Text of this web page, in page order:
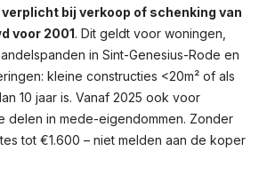
verplicht bij verkoop of schenking van
voor 2001. Dit geldt voor woningen,
in Sint-Genesius-Rode en
kleine constructies <20m² of als
10 jaar is. Vanaf 2025 ook voor
delen in mede-eigendommen. Zonder
tot €1.600 – niet melden aan de koper